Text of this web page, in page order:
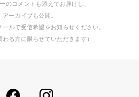
のコメントも添えてお届けし、
アーカイブも公開。
ルで受信希望をお知らせください。
わる方に限らせていただきます）